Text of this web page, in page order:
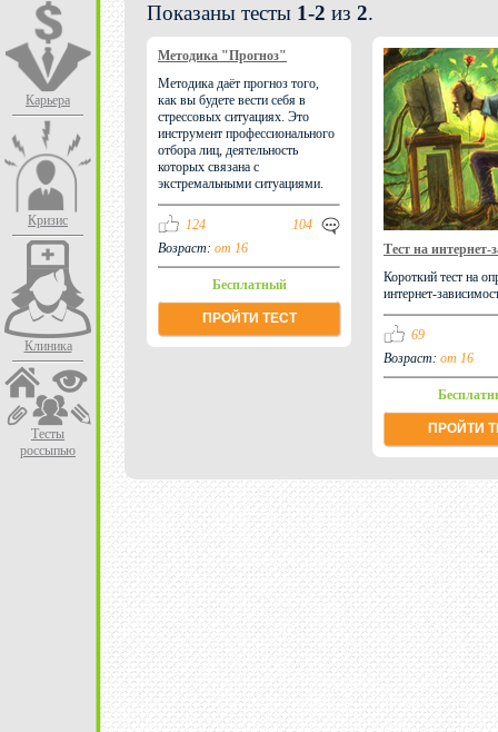
Карьера
Кризис
Клиника
Тесты
россыпью
Показаны тесты 1-2 из 2.
Методика "Прогноз"
Методика даёт прогноз того,
как вы будете вести себя в
стрессовых ситуациях. Это
инструмент профессионального
отбора лиц, деятельность
которых связана с
экстремальными ситуациями.
124
104
Возраст: от 16
Бесплатный
ПРОЙТИ ТЕСТ
Тест на интернет-
Короткий тест на
интернет-
69
Возраст: от 16
ПРОЙТИ